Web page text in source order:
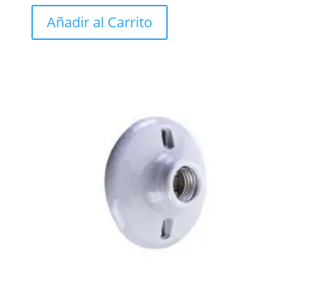
Añadir al Carrito